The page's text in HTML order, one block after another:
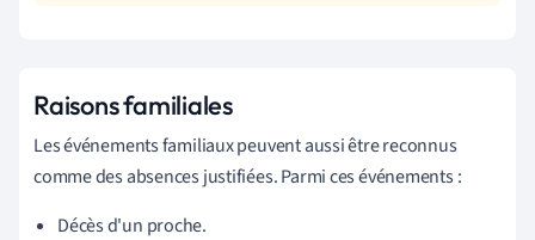
Raisons familiales
Les événements familiaux peuvent aussi être reconnus
comme des absences justifiées. Parmi ces événements :
Décès d'un proche.